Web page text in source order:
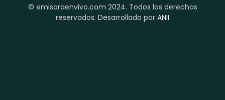
© emisoraenvivo.com 2024. Todos los derechos
reservados. Desarrollado por ANII